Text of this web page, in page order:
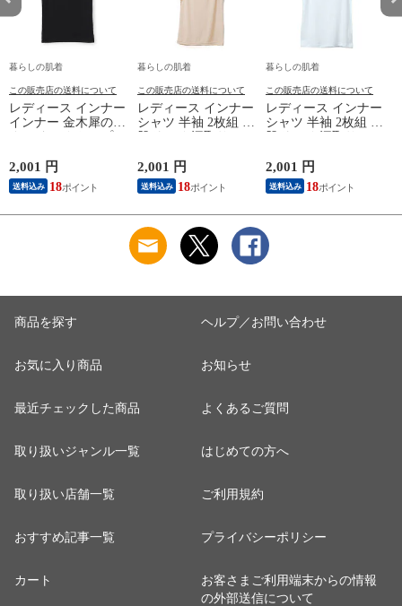
暮らしの肌着
この販売店の送料について
レディース インナー
インナー 金木犀のめ
ぐみ タンクトップ
っとり 保湿 ストレ
ッチ ボタニカル タ
ンクトップ 秋冬 お
2,001 円
送料込み 18
暮らしの肌着
この販売店の送料について
レディース インナー
シャツ 半袖 2枚組 素
肌ドライ 汗取り フ
り インナーシャツ
パッド付き 春夏 汗
染み 防止 汗 対策 綿
ット工業 S5022B-RT
涼しい 肌着
2,001 円
送料込み 18
暮らしの肌着
この販売店の送料について
レディース インナー
シャツ 半袖 2枚組 素
肌ドライ 汗取り フ
り インナーシャツ
パッド付き 春夏 汗
染み 防止 汗 対策 綿
ット工業 S5022B-RT
涼しい 肌着
2,001 円
送料込み 18
商品を探す
お気に入り商品
最近チェックした商品
取り扱いジャンル一覧
取り扱い店舗一覧
おすすめ記事一覧
カート
ヘルプ／お問い合わせ
お知らせ
よくあるご質問
はじめての方へ
ご利用規約
プライバシーポリシー
お客さまご利用端末からの情報
の外部送信について